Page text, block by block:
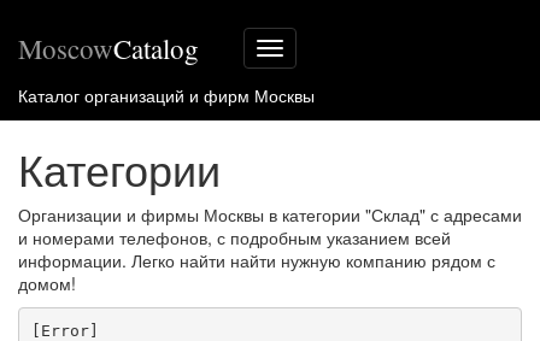
Меню
сайта
MoscowCatalog
Каталог организаций и фирм Москвы
Категории
Организации и фирмы Москвы в категории "Склад" с адресами
и номерами телефонов, с подробным указанием всей
информации. Легко найти найти нужную компанию рядом с
домом!
[Error]